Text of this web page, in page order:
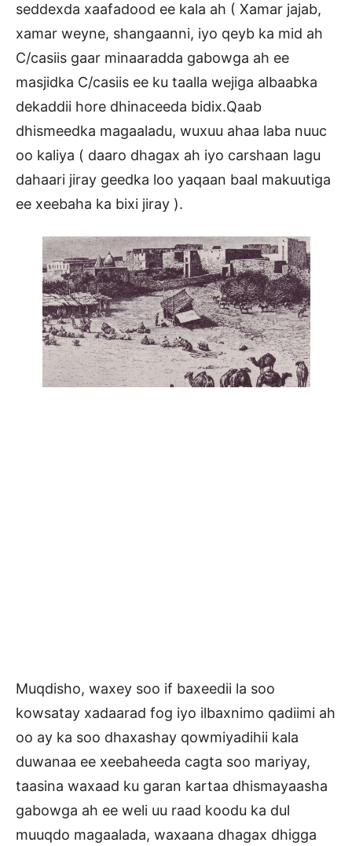
seddexda xaafadood ee kala ah ( Xamar jajab,
xamar weyne, shangaanni, iyo qeyb ka mid ah
C/casiis gaar minaaradda gabowga ah ee
masjidka C/casiis ee ku taalla wejiga albaabka
dekaddii hore dhinaceeda bidix.Qaab
dhismeedka magaaladu, wuxuu ahaa laba nuuc
oo kaliya ( daaro dhagax ah iyo carshaan lagu
dahaari jiray geedka loo yaqaan baal makuutiga
ee xeebaha ka bixi jiray ).
Muqdisho, waxey soo if baxeedii la soo
kowsatay xadaarad fog iyo ilbaxnimo qadiimi ah
oo ay ka soo dhaxashay qowmiyadihii kala
duwanaa ee xeebaheeda cagta soo mariyay,
taasina waxaad ku garan kartaa dhismayaasha
gabowga ah ee weli uu raad koodu ka dul
muuqdo magaalada, waxaana dhagax dhigga